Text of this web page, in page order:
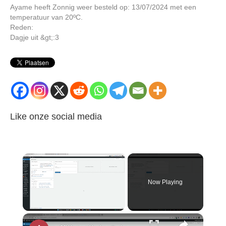
Ayame heeft Zonnig weer besteld op: 13/07/2024 met een
temperatuur van 20ºC.
Reden:
Dagje uit &gt;:3
Like onze social media
×
Unmute
Now Playing
×